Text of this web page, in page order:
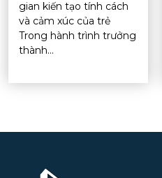
gian kiến tạo tính cách
và cảm xúc của trẻ
Trong hành trình trưởng
thành...